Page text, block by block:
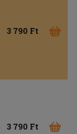
3 790 Ft
3 790 Ft